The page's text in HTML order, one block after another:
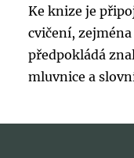
Ke knize je
cvičení,
předpokládá
mluvnice a